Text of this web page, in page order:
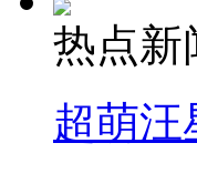
热点新
超萌汪